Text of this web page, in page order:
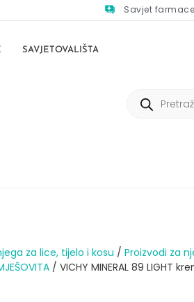
Savjet
SAVJETOVALIŠTA
za lice, tijelo i kosu / Proizvodi za
/ VICHY MINERAL 89 LIGHT